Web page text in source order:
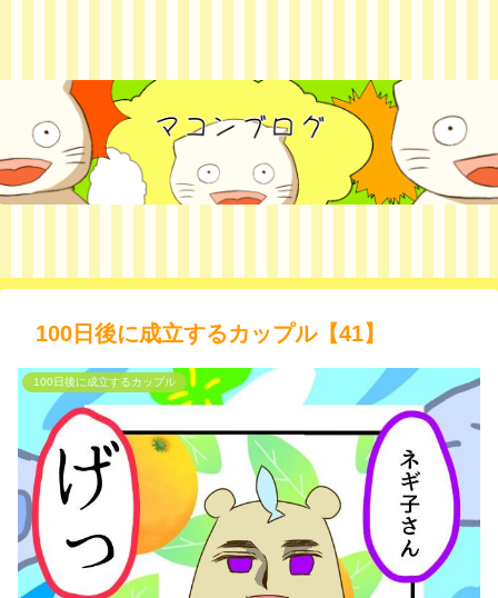
100日後に成立するカップル【41】
100日後に成立するカップル